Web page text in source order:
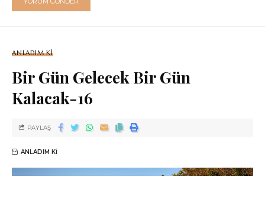
ANLADIM KI
Bir Gün Gelecek Bir Gün
Kalacak-16
ANLADIM KI
PAYLAŞ